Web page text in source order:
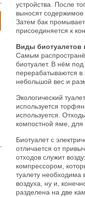
устройства. После
выносят
Затем бак
присоединяется к
Виды биотуалетов
Самым
биотуалет. В нём
перерабатываются в
небольшой вес и
Экологический
используется
используется.
компостной яме, для
Биотуалет с
отличается от
отходов служит
компрессором,
туалету необходима
воздуха, ну и,
разделена на две